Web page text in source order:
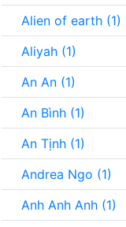
Alien of earth (1)
Aliyah (1)
An An (1)
An Bình (1)
An Tịnh (1)
Andrea Ngo (1)
Anh Anh Anh (1)